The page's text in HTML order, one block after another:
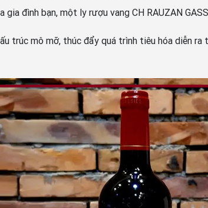
đình bạn, một ly rượu vang CH RAUZAN
trúc mô mỡ, thúc đẩy quá trình tiêu hóa diễn